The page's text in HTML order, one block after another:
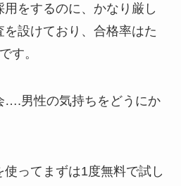
用をするのに、かなり厳し
設けており、合格率はた
す。
….男性の気持ちをどうにか
ってまずは1度無料で試し